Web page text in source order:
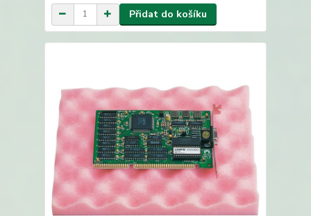
Přidat do košíku